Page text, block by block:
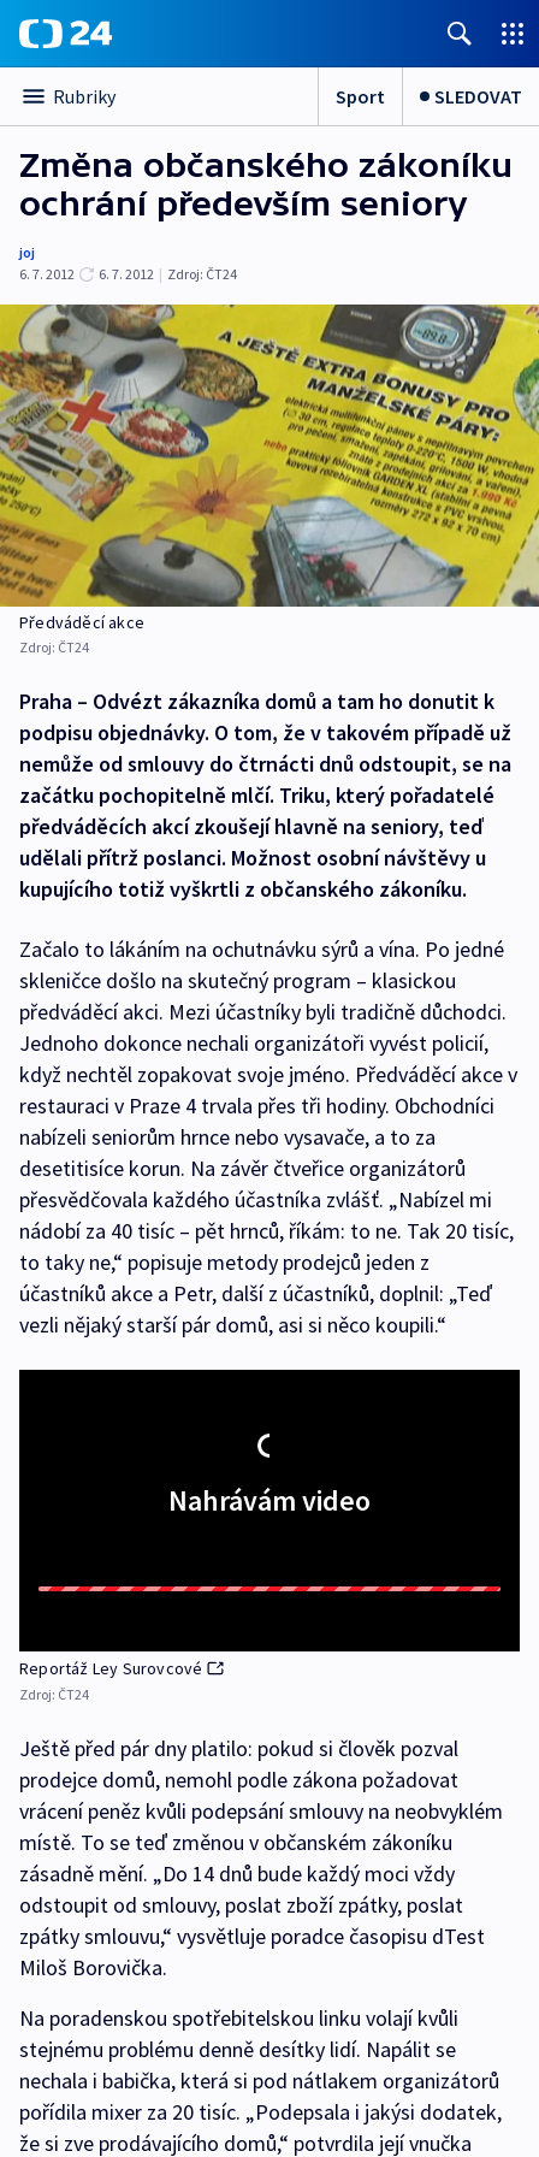
Rubriky Sport SLEDOVAT
Změna občanského zákoníku
ochrání především seniory
joj
6. 7. 2012
6. 7. 2012 | Zdroj: ČT24
Předváděcí akce
Zdroj: ČT24
Praha – Odvézt zákazníka domů a tam ho donutit k
podpisu objednávky. O tom, že v takovém případě už
nemůže od smlouvy do čtrnácti dnů odstoupit, se na
začátku pochopitelně mlčí. Triku, který pořadatelé
předváděcích akcí zkoušejí hlavně na seniory, teď
udělali přítrž poslanci. Možnost osobní návštěvy u
kupujícího totiž vyškrtli z občanského zákoníku.
Začalo to lákáním na ochutnávku sýrů a vína. Po jedné
skleničce došlo na skutečný program – klasickou
předváděcí akci. Mezi účastníky byli tradičně důchodci.
Jednoho dokonce nechali organizátoři vyvést policií,
když nechtěl zopakovat svoje jméno. Předváděcí akce v
restauraci v Praze 4 trvala přes tři hodiny. Obchodníci
nabízeli seniorům hrnce nebo vysavače, a to za
desetitisíce korun. Na závěr čtveřice organizátorů
přesvědčovala každého účastníka zvlášť. „Nabízel mi
nádobí za 40 tisíc – pět hrnců, říkám: to ne. Tak 20 tisíc,
to taky ne,“ popisuje metody prodejců jeden z
účastníků akce a Petr, další z účastníků, doplnil: „Teď
vezli nějaký starší pár domů, asi si něco koupili.“
Nahrávám video
Reportáž Ley Surovcové
Zdroj: ČT24
Ještě před pár dny platilo: pokud si člověk pozval
prodejce domů, nemohl podle zákona požadovat
vrácení peněz kvůli podepsání smlouvy na neobvyklém
místě. To se teď změnou v občanském zákoníku
zásadně mění. „Do 14 dnů bude každý moci vždy
odstoupit od smlouvy, poslat zboží zpátky, poslat
zpátky smlouvu,“ vysvětluje poradce časopisu dTest
Miloš Borovička.
Na poradenskou spotřebitelskou linku volají kvůli
stejnému problému denně desítky lidí. Napálit se
nechala i babička, která si pod nátlakem organizátorů
pořídila mixer za 20 tisíc. „Podepsala i jakýsi dodatek,
že si zve prodávajícího domů,“ potvrdila její vnučka